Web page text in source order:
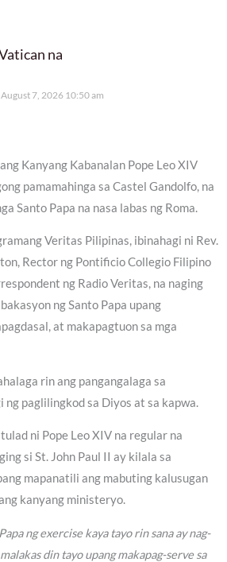
na
7, 2026 10:50 am
Kanyang Kabanalan Pope Leo XIV
pamamahinga sa Castel Gandolfo, na
Santo Papa na nasa labas ng Roma.
Veritas Pilipinas, ibinahagi ni Rev.
Rector ng Pontificio Collegio Filipino
ng Radio Veritas, na naging
ng Santo Papa upang
at makapagtuon sa mga
rin ang pangangalaga sa
ng paglilingkod sa Diyos at sa kapwa.
ni Pope Leo XIV na regular na
si St. John Paul II ay kilala sa
mapanatili ang mabuting kalusugan
kanyang ministeryo.
ng exercise kaya tayo rin sana ay nag-
din tayo upang makapag-serve sa